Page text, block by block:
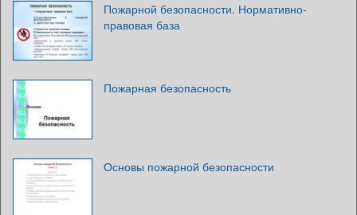
Пожарной безопасности. Нормативно-
правовая база
Пожарная безопасность
Основы пожарной безопасности